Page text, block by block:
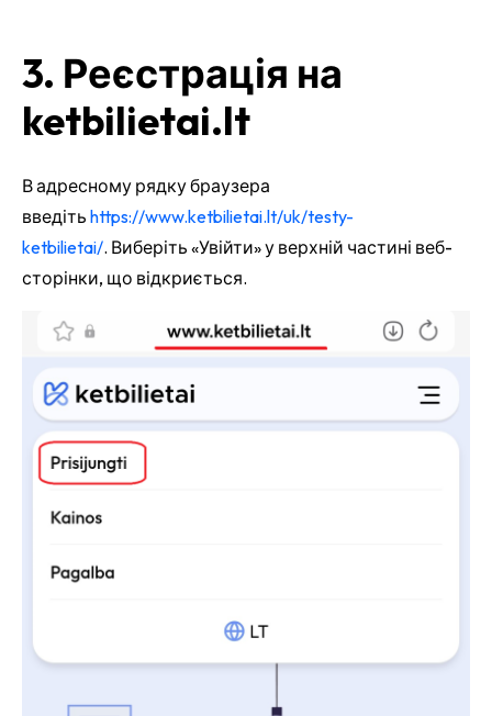
3. Реєстрація на
ketbilietai.lt
В адресному рядку браузера
введіть https://www.ketbilietai.lt/uk/testy-
ketbilietai/. Виберіть «Увійти» у верхній частині веб-
сторінки, що відкриється.